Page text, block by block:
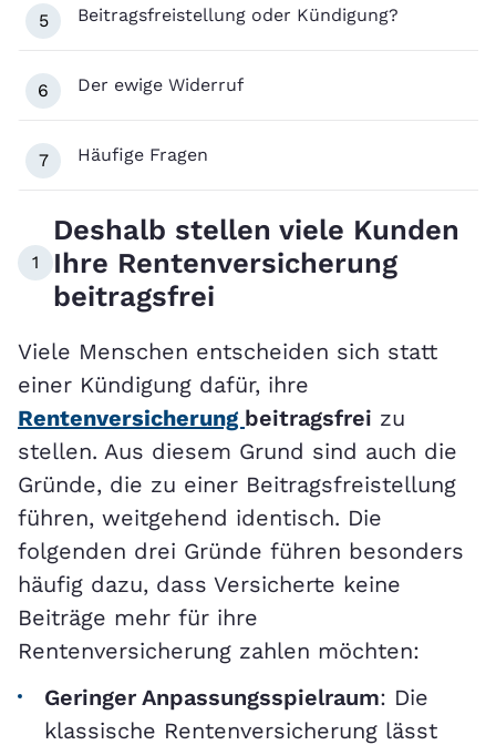
5 Beitragsfreistellung oder Kündigung?
6 Der ewige Widerruf
7 Häufige Fragen
1
Deshalb stellen viele Kunden
Ihre Rentenversicherung
beitragsfrei
Viele Menschen entscheiden sich statt
einer Kündigung dafür, ihre
Rentenversicherung beitragsfrei zu
stellen. Aus diesem Grund sind auch die
Gründe, die zu einer Beitragsfreistellung
führen, weitgehend identisch. Die
folgenden drei Gründe führen besonders
häufig dazu, dass Versicherte keine
Beiträge mehr für ihre
Rentenversicherung zahlen möchten:
Geringer Anpassungsspielraum: Die
klassische Rentenversicherung lässt